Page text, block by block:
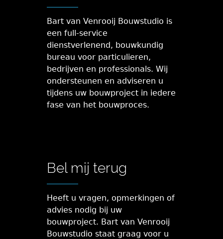
Bart van Venrooij Bouwstudio is
een full-service
dienstverlenend, bouwkundig
bureau voor particulieren,
bedrijven en professionals. Wij
ondersteunen en adviseren u
tijdens uw bouwproject in iedere
fase van het bouwproces.
Bel mij terug
Heeft u vragen, opmerkingen of
advies nodig bij uw
bouwproject. Bart van Venrooij
Bouwstudio staat graag voor u